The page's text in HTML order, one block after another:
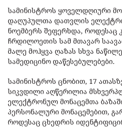
სამინისტროს ყოველდღიური
დაღუპულთა დათვლის
ნოემბერს შეფერხდა, როდესაც
ჩრდილოეთის სამ მთავარ
მალე მოჰყვა ღაზას სხვა
სამედიცინო დაწესებულებები.
სამინისტროს ცნობით, 17
სიკვდილი აღწერილია
ელექტრონულ მონაცემთა
პერსონალური მონაცემებით,
როდესაც ცხედრის